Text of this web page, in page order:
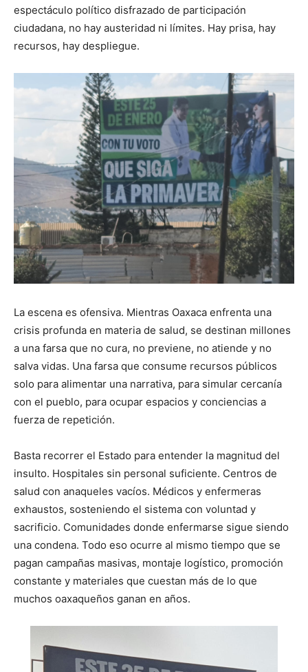
espectáculo político disfrazado de participación
ciudadana, no hay austeridad ni límites. Hay prisa, hay
recursos, hay despliegue.
La escena es ofensiva. Mientras Oaxaca enfrenta una
crisis profunda en materia de salud, se destinan millones
a una farsa que no cura, no previene, no atiende y no
salva vidas. Una farsa que consume recursos públicos
solo para alimentar una narrativa, para simular cercanía
con el pueblo, para ocupar espacios y conciencias a
fuerza de repetición.
Basta recorrer el Estado para entender la magnitud del
insulto. Hospitales sin personal suficiente. Centros de
salud con anaqueles vacíos. Médicos y enfermeras
exhaustos, sosteniendo el sistema con voluntad y
sacrificio. Comunidades donde enfermarse sigue siendo
una condena. Todo eso ocurre al mismo tiempo que se
pagan campañas masivas, montaje logístico, promoción
constante y materiales que cuestan más de lo que
muchos oaxaqueños ganan en años.